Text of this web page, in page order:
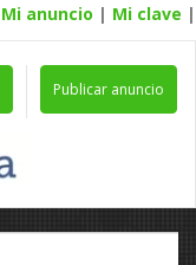
Mi anuncio | Mi clave |
Publicar anuncio